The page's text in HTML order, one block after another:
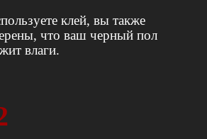
клей, вы также
что ваш черный пол
влаги.